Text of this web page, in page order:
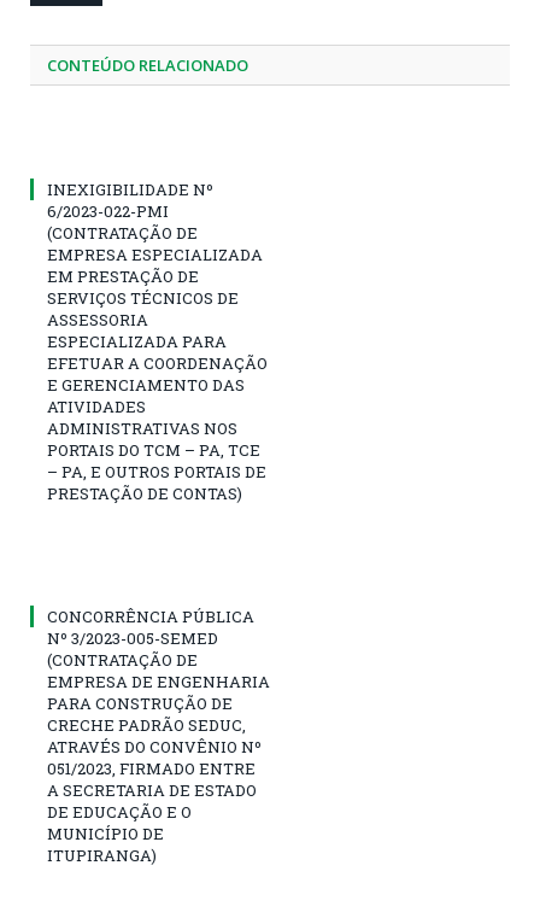
CONTEÚDO RELACIONADO
INEXIGIBILIDADE Nº
6/2023-022-PMI
(CONTRATAÇÃO DE
EMPRESA ESPECIALIZADA
EM PRESTAÇÃO DE
SERVIÇOS TÉCNICOS DE
ASSESSORIA
ESPECIALIZADA PARA
EFETUAR A COORDENAÇÃO
E GERENCIAMENTO DAS
ATIVIDADES
ADMINISTRATIVAS NOS
PORTAIS DO TCM – PA, TCE
– PA, E OUTROS PORTAIS DE
PRESTAÇÃO DE CONTAS)
CONCORRÊNCIA PÚBLICA
Nº 3/2023-005-SEMED
(CONTRATAÇÃO DE
EMPRESA DE ENGENHARIA
PARA CONSTRUÇÃO DE
CRECHE PADRÃO SEDUC,
ATRAVÉS DO CONVÊNIO Nº
051/2023, FIRMADO ENTRE
A SECRETARIA DE ESTADO
DE EDUCAÇÃO E O
MUNICÍPIO DE
ITUPIRANGA)